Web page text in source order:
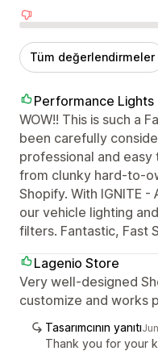
Olumsuz
Tüm değerlendirmeler
Performance Lights
WOW!! This is such a
been carefully
professional and
from clunky hard-to-
Shopify. With IGNITE -
our vehicle lighting
filters. Fantastic, Fast
Lagenio Store
Very well-designed
customize and works
Tasarımcının yanıtı
Thank you for your